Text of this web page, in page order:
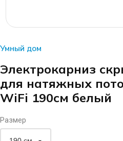
Умный дом
Электрокарниз
для натяжных
WiFi 190см белый
Размер